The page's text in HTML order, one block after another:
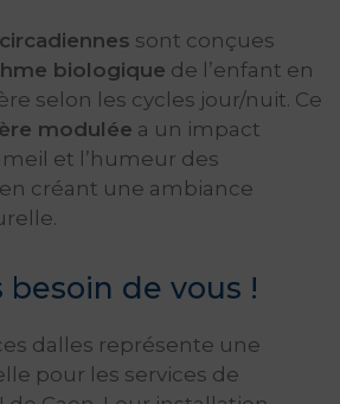
sont conçues
biologique de l’enfant en
selon les cycles jour/nuit. Ce
modulée a un impact
et l’humeur des
créant une ambiance
besoin de vous !
dalles représente une
pour les services de